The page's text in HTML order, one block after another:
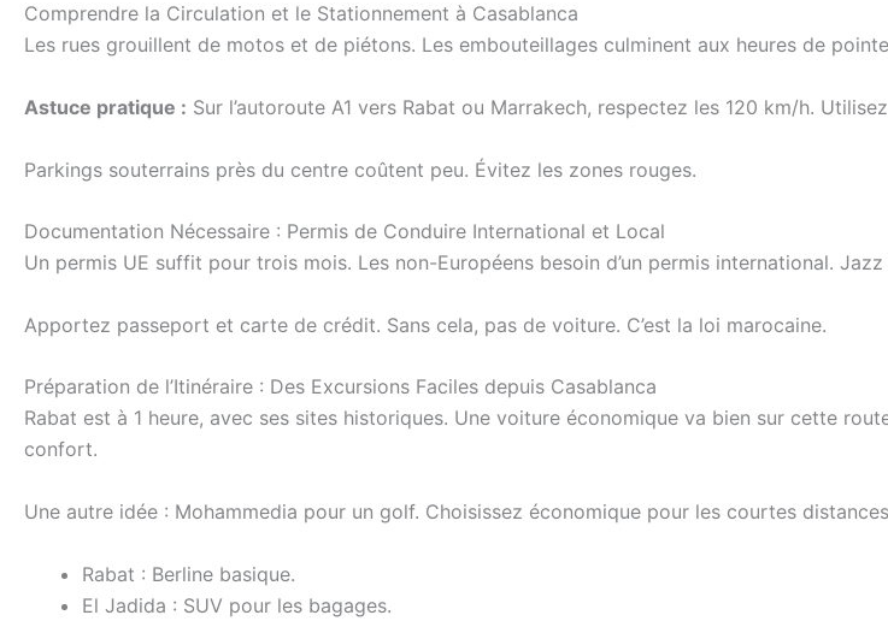
Comprendre la Circulation et le Stationnement à Casablanca
Les rues grouillent de motos et de piétons. Les embouteillages culminent aux heures de
Astuce pratique : Sur l’autoroute A1 vers Rabat ou Marrakech, respectez les 120 km/h.
Parkings souterrains près du centre coûtent peu. Évitez les zones rouges.
Documentation Nécessaire : Permis de Conduire International et Local
Un permis UE suffit pour trois mois. Les non-Européens besoin d’un permis international.
Apportez passeport et carte de crédit. Sans cela, pas de voiture. C’est la loi marocaine.
Préparation de l’Itinéraire : Des Excursions Faciles depuis Casablanca
Rabat est à 1 heure, avec ses sites historiques. Une voiture économique va bien sur cette
confort.
Une autre idée : Mohammedia pour un golf. Choisissez économique pour les courtes
Rabat : Berline basique.
El Jadida : SUV pour les bagages.